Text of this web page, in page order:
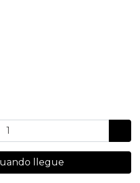
llegue